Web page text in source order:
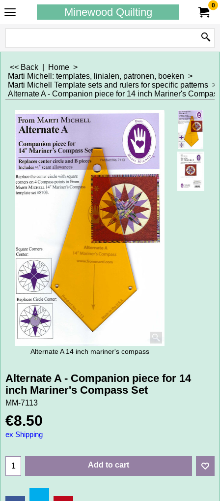
Minewood Quilting
0
<< Back Home >
Marti Michell: templates, linialen, patronen, boeken >
Marti Michell Template sets and rulers for specific patterns >
Alternate A - Companion piece for 14 inch Mariner's
Alternate A 14 inch mariner's compass
Alternate A - Companion piece for 14
inch Mariner's Compass Set
MM-7113
€8.50
ex Shipping
Add to cart